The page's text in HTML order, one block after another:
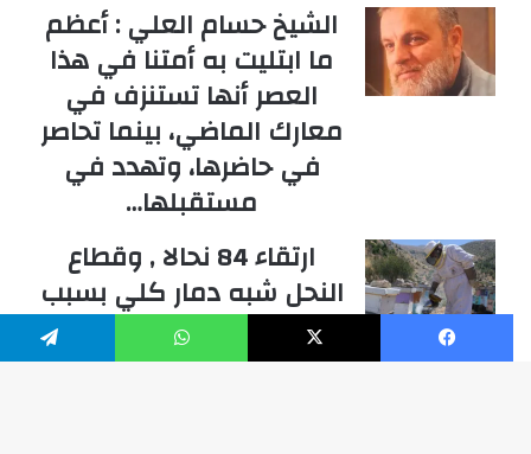
الشيخ حسام العلي : أعظم
ما ابتليت به أمتنا في هذا
العصر أنها تستنزف في
معارك الماضي، بينما تحاصر
في حاضرها، وتهدد في
مستقبلها…
ارتقاء 84 نحالا , وقطاع
النحل شبه دمار كلي بسبب
الحرب في جنوب لبنان
والخسائر بملايين الدولارات
فيسبوك ‫X واتساب تيلقرام